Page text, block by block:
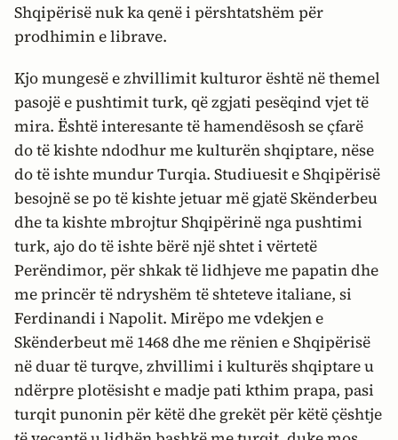
Shqipërisë nuk ka qenë i përshtatshëm për
prodhimin e librave.
Kjo mungesë e zhvillimit kulturor është në themel
pasojë e pushtimit turk, që zgjati pesëqind vjet të
mira. Është interesante të hamendësosh se çfarë
do të kishte ndodhur me kulturën shqiptare, nëse
do të ishte mundur Turqia. Studiuesit e Shqipërisë
besojnë se po të kishte jetuar më gjatë Skënderbeu
dhe ta kishte mbrojtur Shqipërinë nga pushtimi
turk, ajo do të ishte bërë një shtet i vërtetë
Perëndimor, për shkak të lidhjeve me papatin dhe
me princër të ndryshëm të shteteve italiane, si
Ferdinandi i Napolit. Mirëpo me vdekjen e
Skënderbeut më 1468 dhe me rënien e Shqipërisë
në duar të turqve, zhvillimi i kulturës shqiptare u
ndërpre plotësisht e madje pati kthim prapa, pasi
turqit punonin për këtë dhe grekët për këtë çështje